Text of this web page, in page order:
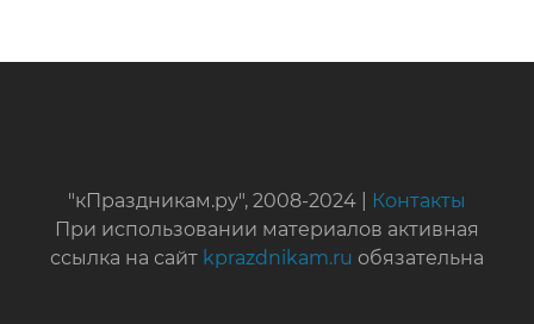
"кПраздникам.ру", 2008-2024 |
Контакты
При использовании материалов активная
ссылка на сайт kprazdnikam.ru обязательна